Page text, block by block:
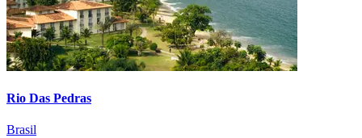
Rio Das Pedras
Brasil